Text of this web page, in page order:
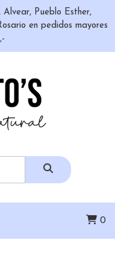
Alvear, Pueblo Esther,
en pedidos mayores
0